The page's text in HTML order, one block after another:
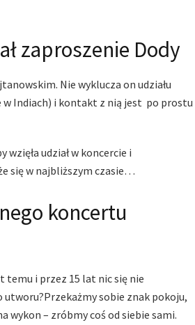
zaproszenie Dody
Nie wyklucza on udziału
w Indiach) i kontakt z nią jest po prostu
udział w koncercie i
się w najbliższym czasie…
koncertu
temu i przez 15 lat nic się nie
utworu?Przekażmy sobie znak pokoju,
wykon – zróbmy coś od siebie sami.